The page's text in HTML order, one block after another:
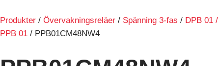
Produkter / Övervakningsreläer / Spänning 3-fas / DPB 01 /
PPB 01 / PPB01CM48NW4